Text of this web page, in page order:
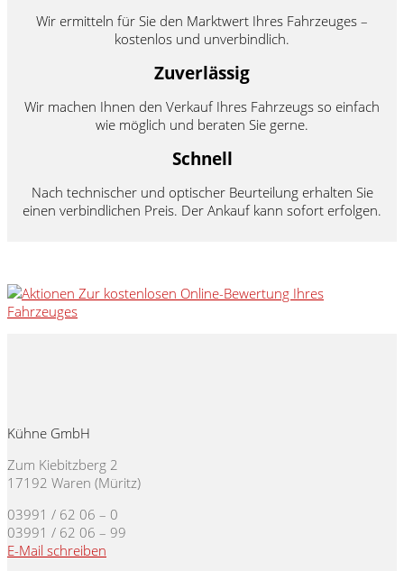
Wir ermitteln für Sie den Marktwert Ihres Fahrzeuges –
kostenlos und unverbindlich.
Zuverlässig
Wir machen Ihnen den Verkauf Ihres Fahrzeugs so einfach
wie möglich und beraten Sie gerne.
Schnell
Nach technischer und optischer Beurteilung erhalten Sie
einen verbindlichen Preis. Der Ankauf kann sofort erfolgen.
Zur kostenlosen Online-Bewertung Ihres
Fahrzeuges
Kühne GmbH
Zum Kiebitzberg 2
17192 Waren (Müritz)
03991 / 62 06 – 0
03991 / 62 06 – 99
E-Mail schreiben